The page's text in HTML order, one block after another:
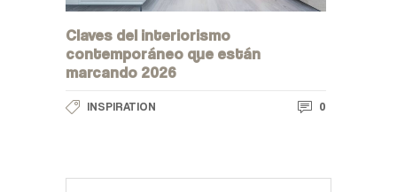
Claves del interiorismo
contemporáneo que están
marcando 2026
INSPIRATION 0